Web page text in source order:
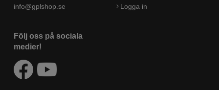
info@gplshop.se
Följ oss på sociala
medier!
Logga in